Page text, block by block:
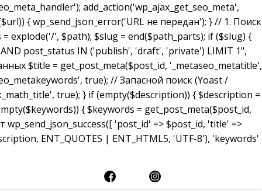
add_action('wp_ajax_get_seo_meta',
{ wp_send_json_error('URL не передан'); } // 1. Поиск
explode('/', $path); $slug = end($path_parts); if ($slug) {
AND post_status IN ('publish', 'draft', 'private') LIMIT 1",
$title = get_post_meta($post_id, '_metaseo_metatitle',
true); // Запасной поиск (Yoast /
true); } if (empty($description)) { $description =
{ $keywords = get_post_meta($post_id,
'post_id' => $post_id, 'title' =>
ENT_QUOTES | ENT_HTML5, 'UTF-8'), 'keywords'